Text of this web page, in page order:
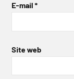
E-mail *
Site web